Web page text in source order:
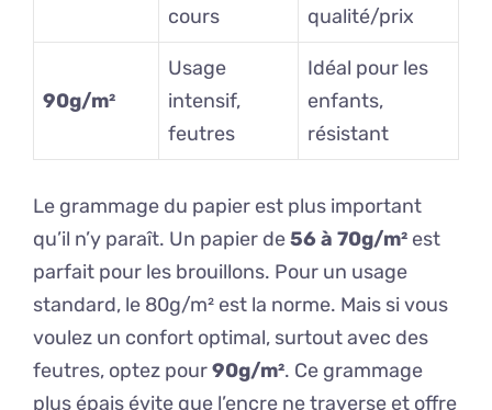
cours
qualité/prix
90g/m²
Usage
intensif,
feutres
Idéal pour les
enfants,
résistant
Le grammage du papier est plus important
qu’il n’y paraît. Un papier de56 à 70g/m² est
parfait pour les brouillons. Pour un usage
standard, le 80g/m² est la norme. Mais si vous
voulez un confort optimal, surtout avec des
feutres, optez pour90g/m². Ce grammage
plus épais évite que l’encre ne traverse et offre